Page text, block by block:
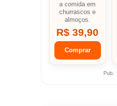
a comida em
churrascos e
almoços.
R$ 39,90
Comprar
Pub.